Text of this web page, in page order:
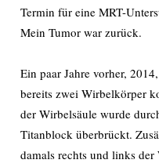
Termin für eine MRT-
Mein Tumor war zurück.
Ein paar Jahre vorher,
bereits zwei Wirbelkörper
der Wirbelsäule wurde
Titanblock überbrückt.
damals rechts und links